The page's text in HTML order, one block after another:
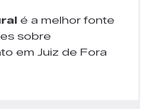
é a melhor fonte
sobre
em Juiz de Fora